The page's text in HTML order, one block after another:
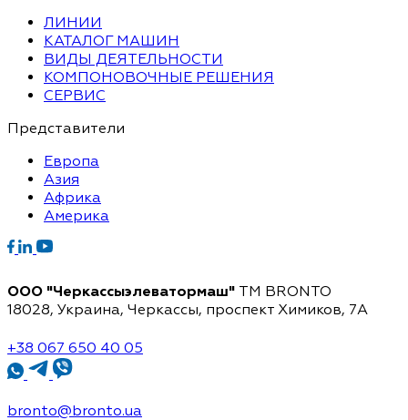
ЛИНИИ
КАТАЛОГ МАШИН
ВИДЫ ДЕЯТЕЛЬНОСТИ
КОМПОНОВОЧНЫЕ РЕШЕНИЯ
СЕРВИС
Представители
Европа
Азия
Африка
Америка
ООО "Черкассыэлеватормаш" TM BRONTO
18028, Украина, Черкассы, проспект Химиков, 7A
+38 067 650 40 05
bronto@bronto.ua